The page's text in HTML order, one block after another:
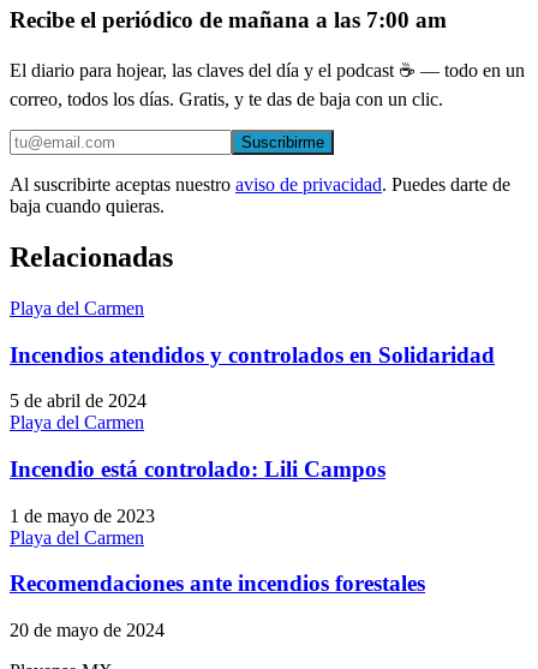
Recibe el periódico de mañana a las 7:00 am
El diario para hojear, las claves del día y el podcast ☕ — todo en un
correo, todos los días. Gratis, y te das de baja con un clic.
Suscribirme
Al suscribirte aceptas nuestro aviso de privacidad. Puedes darte de
baja cuando quieras.
Relacionadas
Playa del Carmen
Incendios atendidos y controlados en Solidaridad
5 de abril de 2024
Playa del Carmen
Incendio está controlado: Lili Campos
1 de mayo de 2023
Playa del Carmen
Recomendaciones ante incendios forestales
20 de mayo de 2024